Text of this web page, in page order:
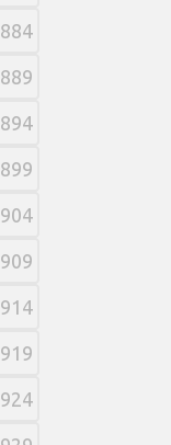
884
889
894
899
904
909
914
919
924